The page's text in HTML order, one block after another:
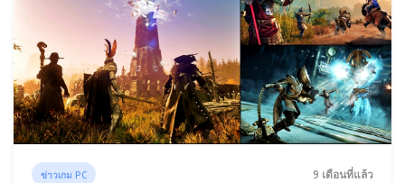
ข่าวเกม PC 9 เดือนที่แล้ว